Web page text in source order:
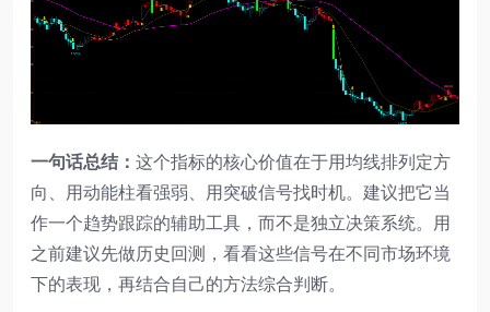
一句话总结： 这个指标的核心价值在于用均线排列定方
向、用动能柱看强弱、用突破信号找时机。建议把它当
作一个趋势跟踪的辅助工具，而不是独立决策系统。用
之前建议先做历史回测，看看这些信号在不同市场环境
下的表现，再结合自己的方法综合判断。